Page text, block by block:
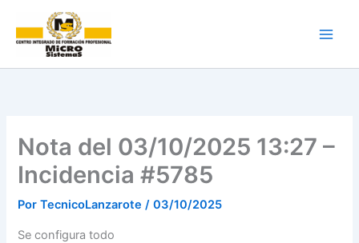
contenido
Nota del 03/10/2025 13:27 –
Incidencia #5785
PorTecnicoLanzarote/03/10/2025
Se configura todo